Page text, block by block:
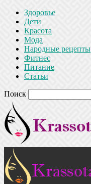
Здоровье
Дети
Красота
Мода
Народные рецепты
Фитнес
Питание
Статьи
Поиск